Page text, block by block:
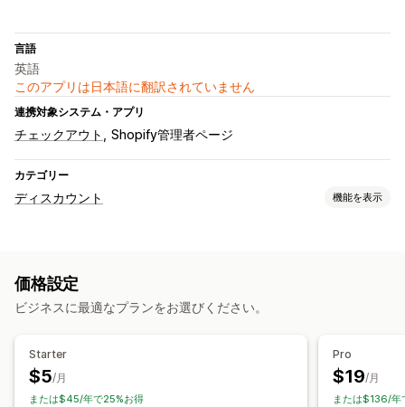
言語
英語
このアプリは日本語に翻訳されていません
連携対象システム・アプリ
チェックアウト Shopify管理者ページ
カテゴリー
ディスカウント 機能を表示
割引率によるディスカウント
チェックアウトディスカウント カスタムディスカウント
編集ツール
オートメーション
ターゲティング
絞り込み
価格設定
ビジネスに最適なプランをお選びください。
Starter
$5/月
または$45/年で25%お得
Pro
$19/月
または$136/